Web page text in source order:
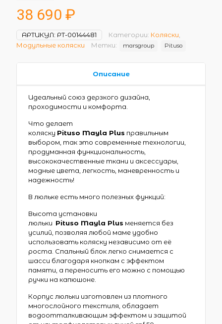
38 690 ₽
АРТИКУЛ: РТ-00144481 Категории: Коляски
Модульные коляски
Метки: marsgroup Pituso
Описание
Идеальный союз дерзкого дизайна,
проходимости и комфорта.
Что делает
коляску Pituso Mayla Plus правильным
выбором, так это современные технологии,
продуманная функциональность,
высококачественные ткани и аксессуары,
модные цвета, легкость, маневренность и
надежность!
В люльке есть много полезных функций:
Высота установки
люльки Pituso Mayla Plus меняется без
усилий, позволяя любой маме удобно
использовать коляску независимо от её
роста. Спальный блок легко снимается с
шасси благодаря кнопкам с эффектом
памяти, а переносить его можно с помощью
ручки на капюшоне.
Корпус люльки изготовлен из плотного
многослойного текстиля, обладает
водоотталкивающим эффектом и защитой